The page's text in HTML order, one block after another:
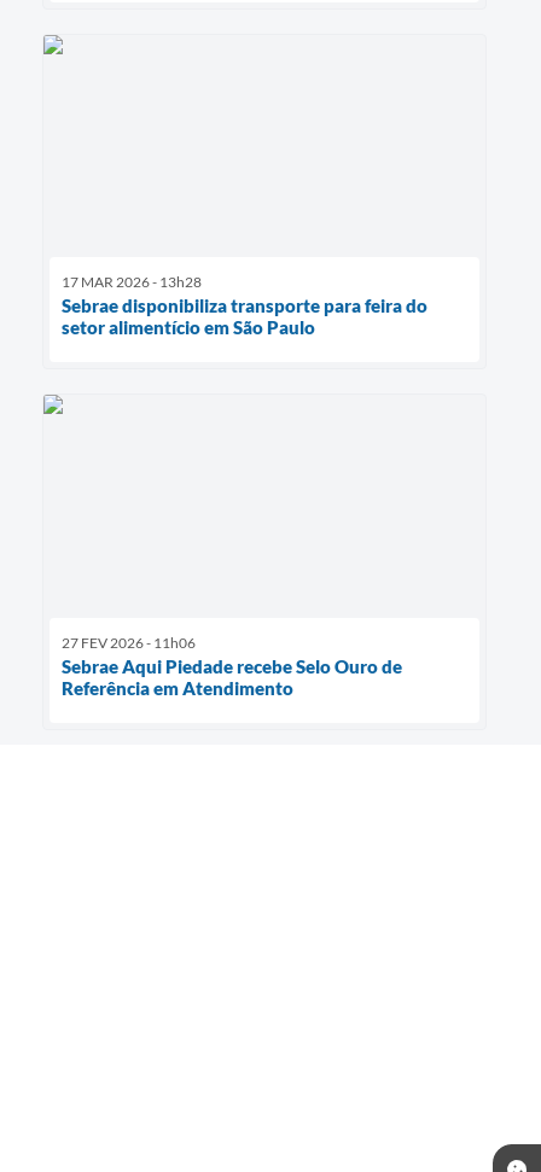
17 MAR 2026 - 13h28
Sebrae disponibiliza transporte para feira do
setor alimentício em São Paulo
27 FEV 2026 - 11h06
Sebrae Aqui Piedade recebe Selo Ouro de
Referência em Atendimento